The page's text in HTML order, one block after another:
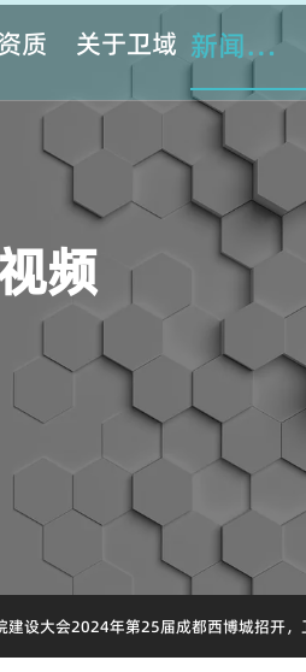
质 关于卫域 新闻资讯
频
建设大会2024年第25届成都西博城招开